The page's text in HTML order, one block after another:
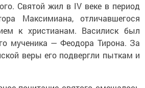
Святой жил в IV веке в период
Максимиана, отличавшегося
к христианам. Василиск был
мученика — Феодора Тирона. За
веры его подвергли пыткам и